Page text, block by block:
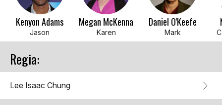
Kenyon Adams
Jason
Megan McKenna
Karen
Daniel O'Keefe
Mark
Regia:
Lee Isaac Chung